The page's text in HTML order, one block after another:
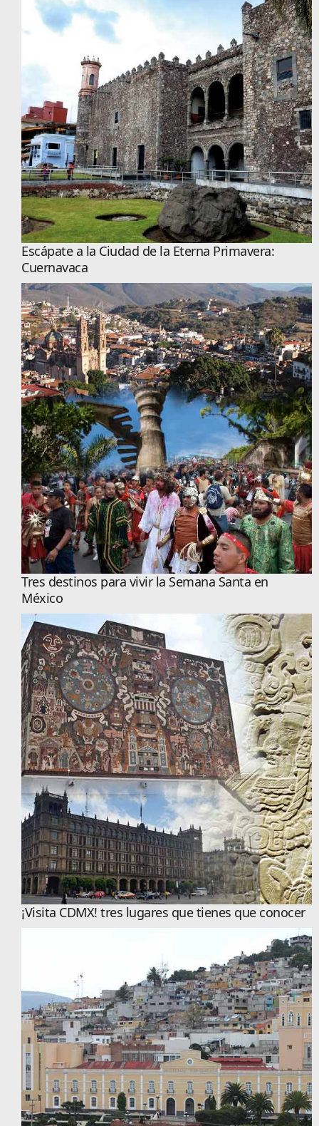
Escápate a la Ciudad de la Eterna Primavera:
Cuernavaca
Tres destinos para vivir la Semana Santa en
México
¡Visita CDMX! tres lugares que tienes que conocer